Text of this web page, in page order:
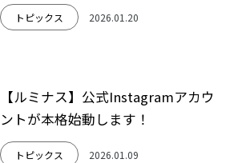
トピックス 2026.01.20
【ルミナス】公式Instagramアカウ
ントが本格始動します！
トピックス 2026.01.09